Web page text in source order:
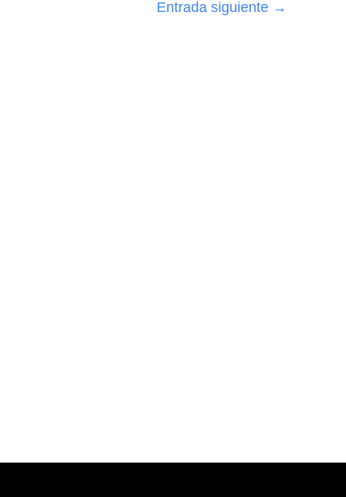
Entrada siguiente →